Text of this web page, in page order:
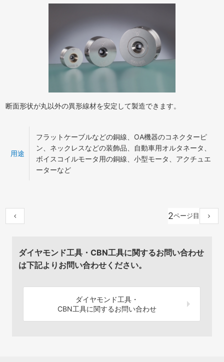
断面形状が丸以外の異形線材を安定して製造できます。
用途
フラットケーブルなどの銅線、OA機器のコネクターピ
ン、ネックレスなどの装飾品、自動車用オルタネータ、
ボイスコイルモータ用の銅線、小型モータ、アクチュエ
ーターなど
2
ダイヤモンド工具・CBN工具に関するお問い合わせ
は下記よりお問い合わせください。
ダイヤモンド工具・
CBN工具に関するお問い合わせ